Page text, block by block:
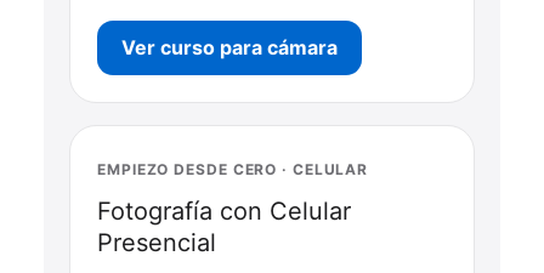
Ver curso para cámara
EMPIEZO DESDE CERO · CELULAR
Fotografía con Celular
Presencial